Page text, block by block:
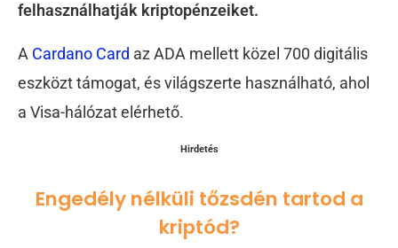
felhasználhatják kriptopénzeiket.
A Cardano Card az ADA mellett közel 700 digitális
eszközt támogat, és világszerte használható, ahol
a Visa-hálózat elérhető.
Hirdetés
Engedély nélküli tőzsdén tartod a
kriptód?